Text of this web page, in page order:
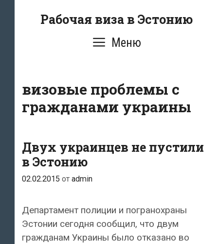
Рабочая виза в Эстонию
Меню
визовые проблемы с
гражданами украины
Двух украинцев не пустили
в Эстонию
02.02.2015 от admin
Департамент полиции и погранохраны
Эстонии сегодня сообщил, что двум
гражданам Украины было отказано во